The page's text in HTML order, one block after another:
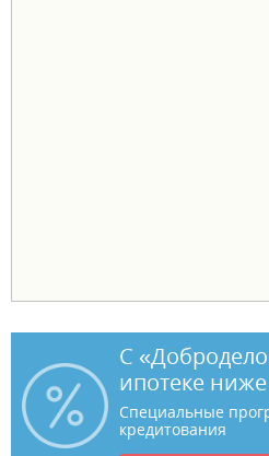
С
ипотеке ниже
Специальные
кредитования